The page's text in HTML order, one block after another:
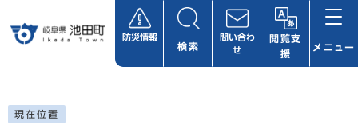
防災情報
検索
問い合わ
せ
閲覧支
援
メニュー
現在位置